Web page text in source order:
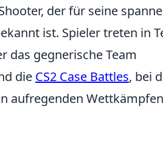
der für seine
ist. Spieler treten in
das gegnerische Team
die CS2 Case Battles, bei
aufregenden